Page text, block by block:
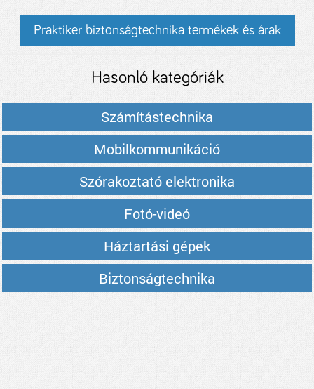
Praktiker biztonságtechnika termékek és árak
Hasonló kategóriák
Számítástechnika
Mobilkommunikáció
Szórakoztató elektronika
Fotó-videó
Háztartási gépek
Biztonságtechnika